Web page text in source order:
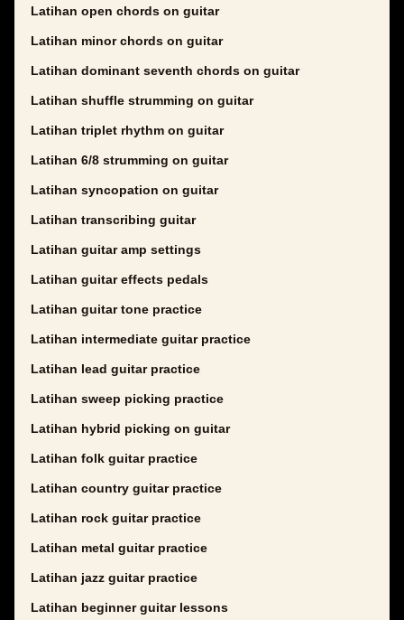
Latihan open chords on guitar
Latihan minor chords on guitar
Latihan dominant seventh chords on guitar
Latihan shuffle strumming on guitar
Latihan triplet rhythm on guitar
Latihan 6/8 strumming on guitar
Latihan syncopation on guitar
Latihan transcribing guitar
Latihan guitar amp settings
Latihan guitar effects pedals
Latihan guitar tone practice
Latihan intermediate guitar practice
Latihan lead guitar practice
Latihan sweep picking practice
Latihan hybrid picking on guitar
Latihan folk guitar practice
Latihan country guitar practice
Latihan rock guitar practice
Latihan metal guitar practice
Latihan jazz guitar practice
Latihan beginner guitar lessons